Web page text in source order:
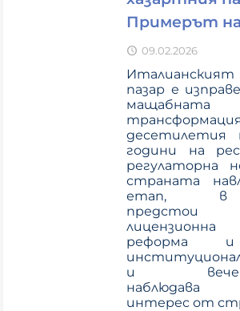
Примерът
09.02.2026
пазар е
десетилетия
години на
регулаторна
страната
етап, в
предстои
лицензионна
реформа и
и
наблюдава
интерес от